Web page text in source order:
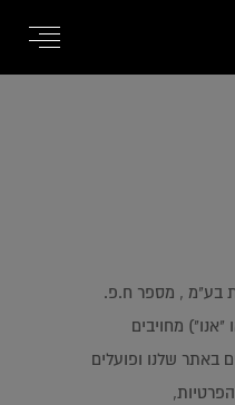
בע"מ , מספר ח.פ.
או "אנו") מחויבים
באתר שלנו ופועלים